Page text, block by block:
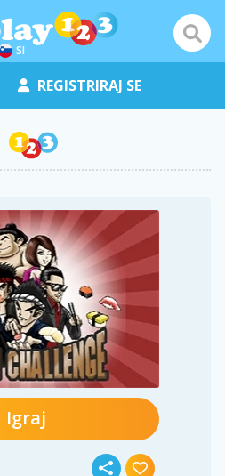
SI
REGISTRIRAJ SE
Igraj